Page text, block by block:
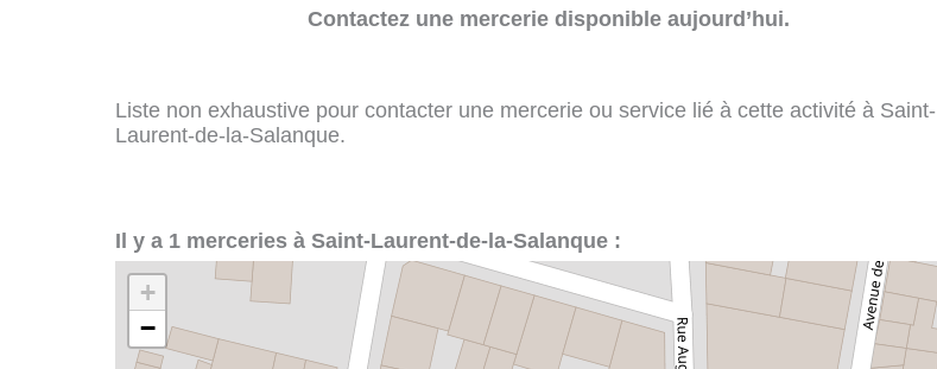
Contactez une mercerie disponible aujourd’hui.
Liste non exhaustive pour contacter une mercerie ou service lié à cette activité à Saint-
Laurent-de-la-Salanque.
Il y a 1 merceries à Saint-Laurent-de-la-Salanque :
+
−